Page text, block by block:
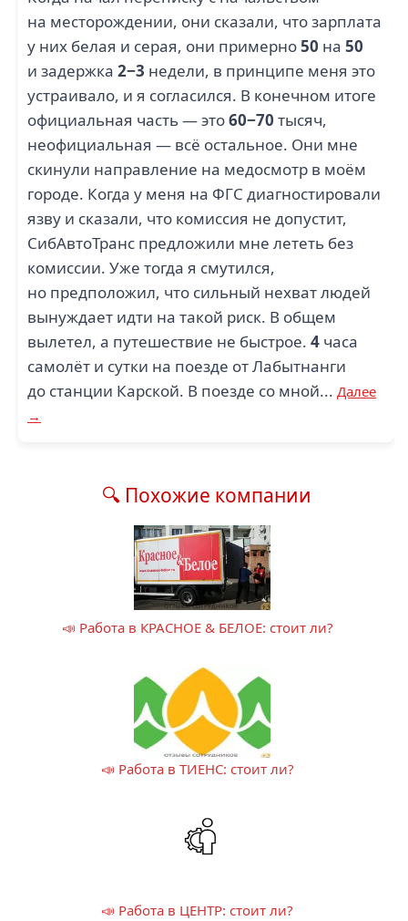
на месторождении, они сказали, что зарплата
у них белая и серая, они примерно50 на 50
и задержка 2−3 недели, в принципе меня это
устраивало, и я согласился. В конечном итоге
официальная часть — это60−70 тысяч,
неофициальная — всё остальное. Они мне
скинули направление на медосмотр в моём
городе. Когда у меня на ФГС диагностировали
язву и сказали, что комиссия не допустит,
СибАвтоТранс предложили мне лететь без
комиссии. Уже тогда я смутился,
но предположил, что сильный нехват людей
вынуждает идти на такой риск. В общем
вылетел, а путешествие не быстрое. 4 часа
самолёт и сутки на поезде от Лабытнанги
до станции Карской. В поезде со мной... Далее
→
🔍 Похожие компании
📣 Работа в КРАСНОЕ & БЕЛОЕ: стоит ли?
📣 Работа в ТИЕНС: стоит ли?
📣 Работа в ЦЕНТР: стоит ли?